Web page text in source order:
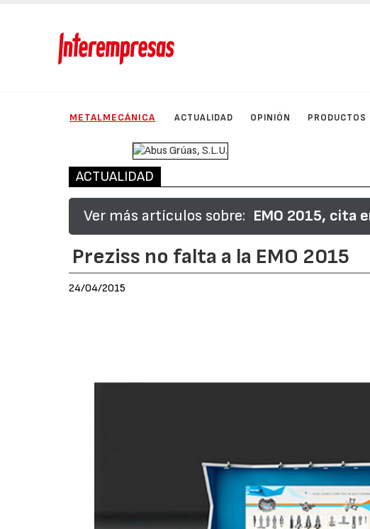
METALMECÁNICA ACTUALIDAD OPINIÓN PRODUCTOS
ACTUALIDAD
Ver más artículos sobre: EMO 2015, cita
Preziss no falta a la EMO 2015
24/04/2015